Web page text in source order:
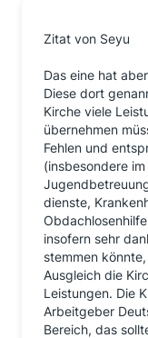
Körperschaften
solche bisher
gleiche Rechte
Verfassung und
Gewähr der
derartige
zu einem
Verband eine
(6) Die
Körperschaften
berechtigt, auf
nach Maßgabe
Steuern zu
Zitat von Seyu
Das eine hat
Diese dort
Kirche viele
übernehmen
Fehlen und
(insbesondere
dienste,
insofern sehr
stemmen
Ausgleich die
Leistungen. Die
Arbeitgeber
Bereich, das